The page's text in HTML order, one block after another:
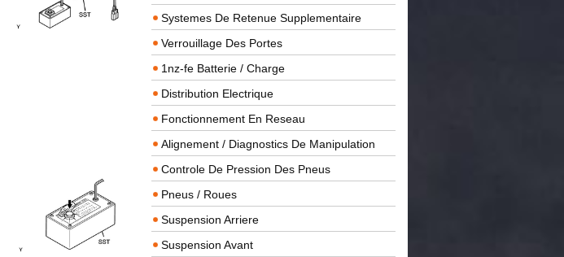
Systemes De Retenue Supplementaire
Verrouillage Des Portes
1nz-fe Batterie / Charge
Distribution Electrique
Fonctionnement En Reseau
Alignement / Diagnostics De Manipulation
Controle De Pression Des Pneus
Pneus / Roues
Suspension Arriere
Suspension Avant